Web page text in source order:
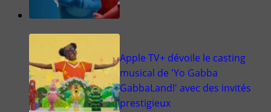
Apple TV+ dévoile le casting
musical de 'Yo Gabba
GabbaLand!' avec des invités
prestigieux